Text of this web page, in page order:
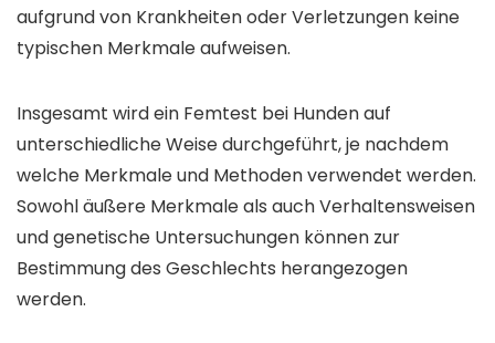
aufgrund von Krankheiten oder Verletzungen keine
typischen Merkmale aufweisen.
Insgesamt wird ein Femtest bei Hunden auf
unterschiedliche Weise durchgeführt, je nachdem
welche Merkmale und Methoden verwendet werden.
Sowohl äußere Merkmale als auch Verhaltensweisen
und genetische Untersuchungen können zur
Bestimmung des Geschlechts herangezogen
werden.